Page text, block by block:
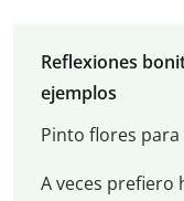
Reflexiones
ejemplos
Pinto flores
A veces prefiero